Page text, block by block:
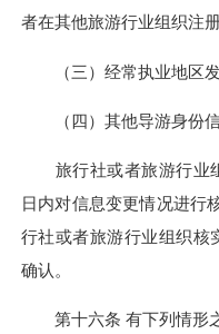
者在其他旅游行业组织注册
（三）经常执业地区发
（四）其他导游身份信
旅行社或者旅游行业
日内对信息变更情况进行
行社或者旅游行业组织核
确认。
第十六条 有下列情形